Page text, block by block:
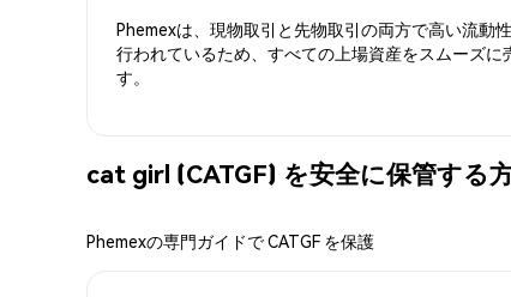
Phemexは、現物取引と先物取引の両方で高い流動
行われているため、すべての上場資産をスムーズに
す。
cat girl (CATGF) を安全に保管する
Phemexの専門ガイドで CATGF を保護